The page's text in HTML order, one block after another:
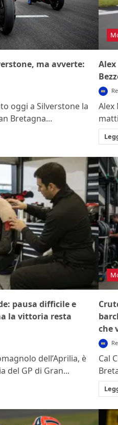
ma avverte:
oggi a Silverstone la
Bretagna...
Alex
pausa difficile e
la vittoria resta
dell’Aprilia, è
del GP di Gran...
che
Cal